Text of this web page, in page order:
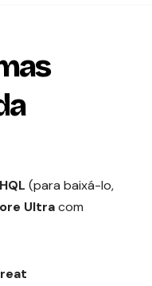
(para baixá-lo,
Ultracom